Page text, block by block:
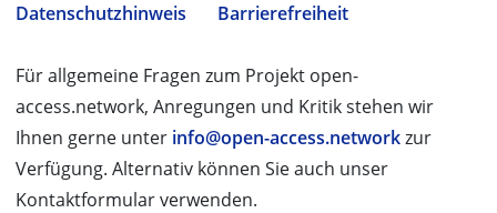
Datenschutzhinweis
Barrierefreiheit
Für allgemeine Fragen zum Projekt open-
access.network, Anregungen und Kritik stehen wir
Ihnen gerne unter info@open-access.networkzur
Verfügung. Alternativ können Sie auch unser
Kontaktformular verwenden.